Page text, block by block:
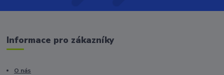
Informace pro zákazníky
O nás